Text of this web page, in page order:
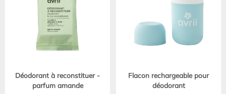
Déodorant à reconstituer -
parfum amande
Flacon rechargeable pour
déodorant